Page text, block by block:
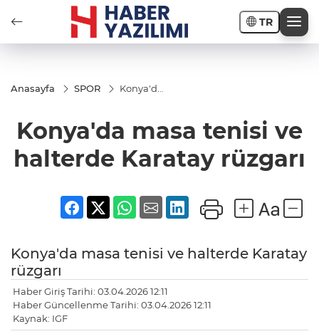
TR
Anasayfa SPOR
Konya'da
Karatay
Konya'da masa tenisi ve
halterde Karatay rüzgarı
Konya'da masa tenisi ve halterde Karatay
rüzgarı
Haber Giriş Tarihi: 03.04.2026 12:11
Haber Güncellenme Tarihi: 03.04.2026 12:11
Kaynak: IGF